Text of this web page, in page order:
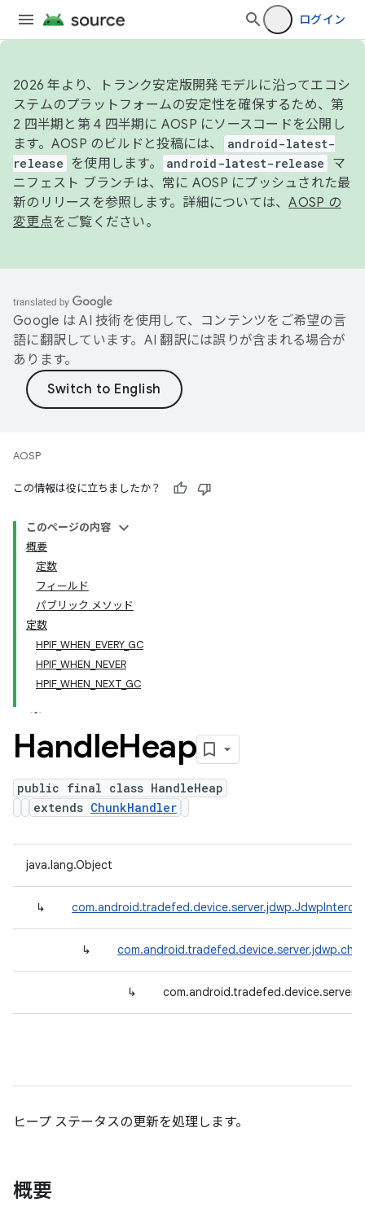
ログイン
2026 年より、トランク安定版開発モデルに沿ってエコシ
ステムのプラットフォームの安定性を確保するため、第
2 四半期と第 4 四半期に AOSP にソースコードを公開し
ます。AOSP のビルドと投稿には、
android-latest-
release
を使用します。 android-latest-release
マ
ニフェスト ブランチは、常に AOSP にプッシュされた最
新のリリースを参照します。詳細については、AOSP の
変更点をご覧ください。
Google は AI 技術を使用して、コンテンツをご希望の言
語に翻訳しています。AI 翻訳には誤りが含まれる場合が
あります。
AOSP
この情報は役に立ちましたか？
このページの内容
概要
定数
フィールド
パブリック メソッド
定数
HPIF_WHEN_EVERY_GC
HPIF_WHEN_NEVER
HPIF_WHEN_NEXT_GC
HandleHeap
public final class HandleHeap
extends ChunkHandler
java.lang.Object
↳
↳
↳
ヒープ ステータスの更新を処理します。
概要